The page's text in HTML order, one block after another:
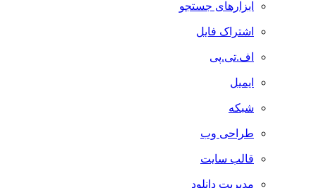
ابزارهای جستجو
اشتراک فایل
اف.تی.پی
ایمیل
شبکه
طراحی وب
قالب سایت
مدیریت دانلود